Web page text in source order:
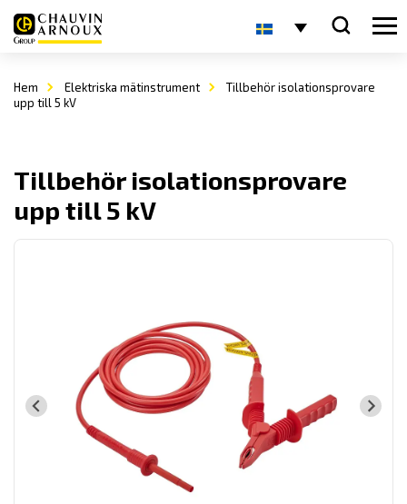
Hem Elektriska mätinstrument
Tillbehör isolationsprovare
upp till 5 kV
Tillbehör isolationsprovare
upp till 5 kV